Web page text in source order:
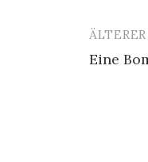
Eine